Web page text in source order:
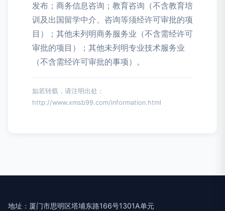
发布；商务信息咨询；教育咨询（不含教育培
训及出国留学中介、咨询等须经许可审批的项
目）；其他未列明商务服务业（不含需经许可
审批的项目）；其他未列明专业技术服务业
（不含需经许可审批的事项）。
如若转载，请注明出处：
http://www.xmsb99.com/information.html
地址：厦门市思明区塔埔东路166号1301A单元